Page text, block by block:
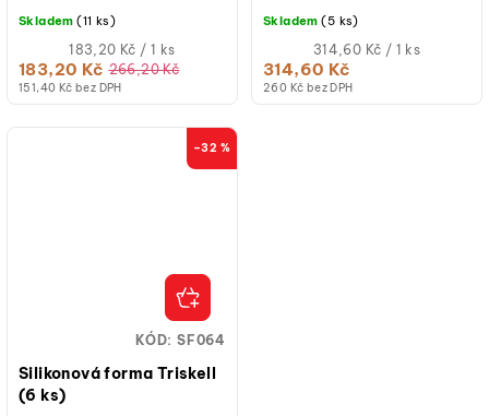
151,40 Kč bez DPH
183,20 Kč 266,20 Kč
Měrná
cena:
(jednotková
183,20 Kč / 1 ks
Skladem (11 ks)
260 Kč bez DPH
314,60 Kč
Měrná
cena:
(jednotková
314,60 Kč / 1 ks
Skladem (5 ks)
–32 %
Silikonová forma Triskell
(6 ks)
KÓD: SF064